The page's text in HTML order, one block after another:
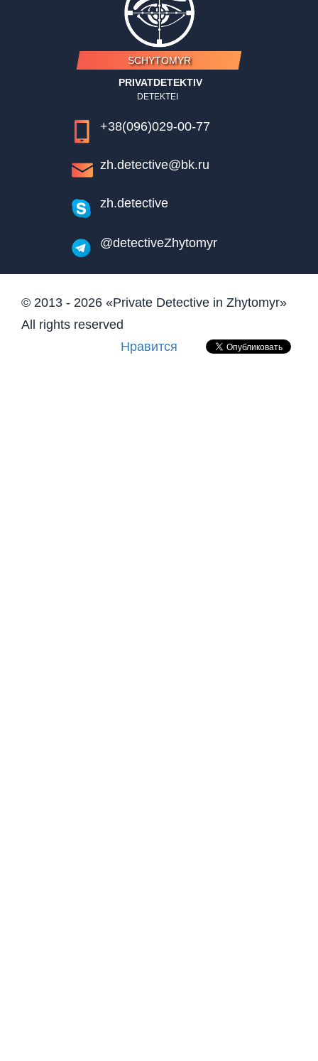
SCHYTOMYR
PRIVATDETEKTIV
DETEKTEI
+38(096)029-00-77
zh.detective@bk.ru
zh.detective
@detectiveZhytomyr
© 2013 - 2026 «Private Detective in Zhytomyr»
All rights reserved
Нравится